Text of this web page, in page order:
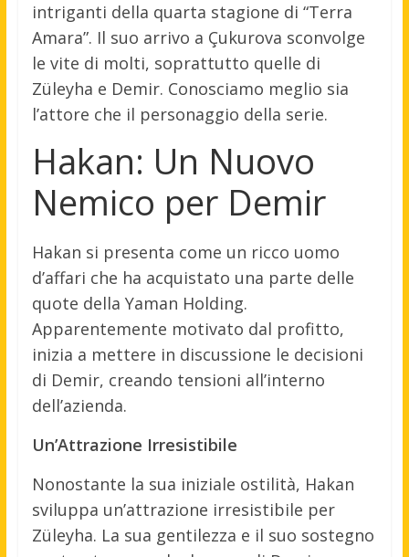
intriganti della quarta stagione di “Terra
Amara”. Il suo arrivo a Çukurova sconvolge
le vite di molti, soprattutto quelle di
Züleyha e Demir. Conosciamo meglio sia
l’attore che il personaggio della serie.
Hakan: Un Nuovo
Nemico per Demir
Hakan si presenta come un ricco uomo
d’affari che ha acquistato una parte delle
quote della Yaman Holding.
Apparentemente motivato dal profitto,
inizia a mettere in discussione le decisioni
di Demir, creando tensioni all’interno
dell’azienda.
Un’Attrazione Irresistibile
Nonostante la sua iniziale ostilità, Hakan
sviluppa un’attrazione irresistibile per
Züleyha. La sua gentilezza e il suo sostegno